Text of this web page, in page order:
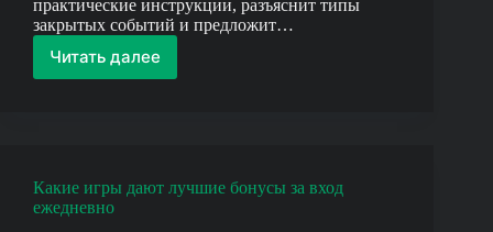
практические инструкции, разъяснит типы
закрытых событий и предложит…
Читать далее
Как
получить
в
Roblox
Какие игры дают лучшие бонусы за вход
ежедневно